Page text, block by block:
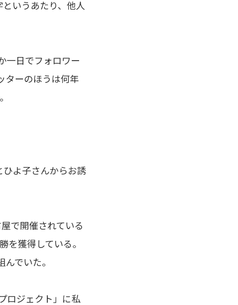
いうあたり、他人
一日でフォロワー
ターのほうは何年
ひよ子さんからお誘
で開催されている
を獲得している。
でいた。
ロジェクト」に私